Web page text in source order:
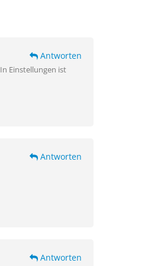
Antworten
Einstellungen ist
Antworten
Antworten